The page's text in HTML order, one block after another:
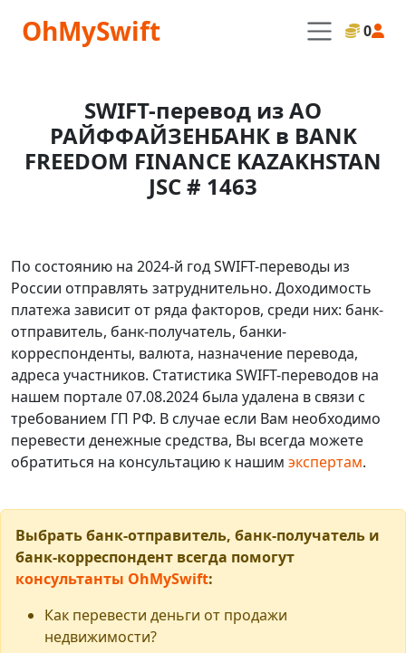
OhMySwift 0
SWIFT-перевод из АО
РАЙФФАЙЗЕНБАНК в BANK
FREEDOM FINANCE KAZAKHSTAN
JSC # 1463
По состоянию на 2024-й год SWIFT-переводы из
России отправлять затруднительно. Доходимость
платежа зависит от ряда факторов, среди них: банк-
отправитель, банк-получатель, банки-
корреспонденты, валюта, назначение перевода,
адреса участников. Статистика SWIFT-переводов на
нашем портале 07.08.2024 была удалена в связи с
требованием ГП РФ. В случае если Вам необходимо
перевести денежные средства, Вы всегда можете
обратиться на консультацию к нашим экспертам.
Выбрать банк-отправитель, банк-получатель и
банк-корреспондент всегда помогут
консультанты OhMySwift:
Как перевести деньги от продажи
недвижимости?